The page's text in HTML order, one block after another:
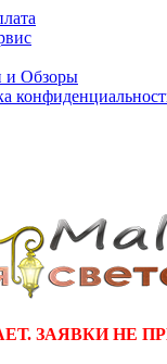
и Обзоры
ЗАЯВКИ НЕ